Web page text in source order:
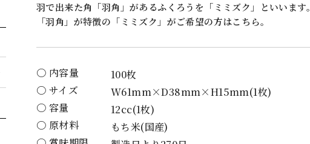
羽で出来た角「羽角」があるふくろうを「ミミズク」といいます。
「羽角」が特徴の「ミミズク」がご希望の方はこちら。
〇 内容量
100枚
〇 サイズ
W61mm×D38mm×H15mm(1枚)
〇 容量
12cc(1枚)
〇 原材料
もち米(国産)